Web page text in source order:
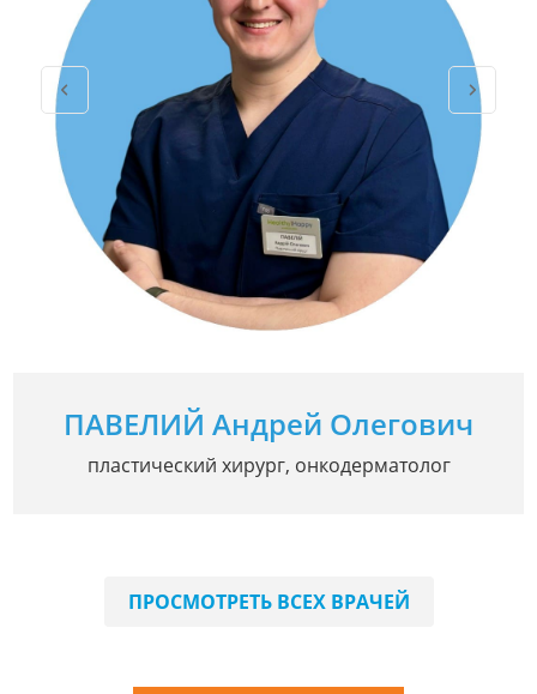
ПАВЕЛИЙ Андрей Олегович
пластический хирург, онкодерматолог
ПРОСМОТРЕТЬ ВСЕХ ВРАЧЕЙ